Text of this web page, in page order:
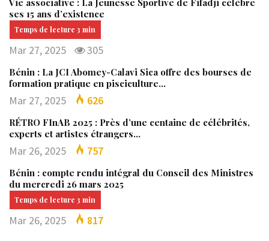
ses 15 ans d’existence
Mar 27, 2025 305
Bénin : La JCI Abomey-Calavi Sica offre des bourses de
formation pratique en pisciculture…
Mar 27, 2025 626
RÉTRO FInAB 2025 : Près d’une centaine de célébrités,
experts et artistes étrangers…
Mar 26, 2025 757
Bénin : compte rendu intégral du Conseil des Ministres
du mercredi 26 mars 2025
Mar 26, 2025 817